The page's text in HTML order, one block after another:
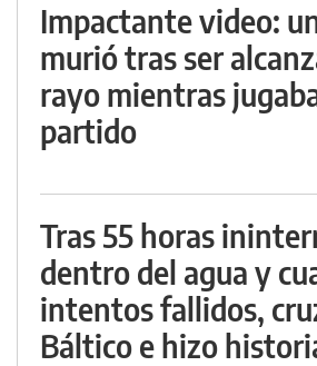
Impactante video:
murió tras ser
rayo mientras
partido
Tras 55 horas
dentro del agua y
intentos fallidos,
Báltico e hizo